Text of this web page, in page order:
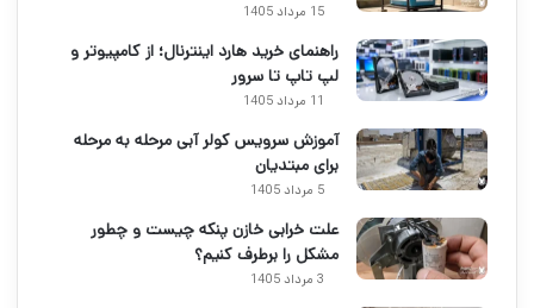
15 مرداد 1405
راهنمای خرید هارد اینترنال؛ از کامپیوتر و
لپ تاپ تا سرور
11 مرداد 1405
آموزش سرویس کولر آبی مرحله به مرحله
برای مبتدیان
5 مرداد 1405
علت خرابی خازن پنکه چیست و چطور
مشکل را برطرف کنیم؟
3 مرداد 1405